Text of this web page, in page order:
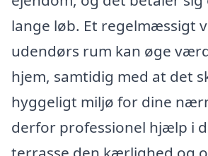
lange løb. Et regelmæssigt
udendørs rum kan øge
hjem, samtidig med at det
hyggeligt miljø for dine
derfor professionel hjælp i